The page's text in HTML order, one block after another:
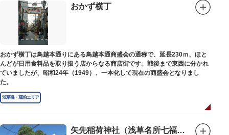
別館の1階には、小企画展などの開催もできる上野の森美術館ギャラリー、
そして、3階には上野の森アートスクールが設置され、初心者から熟練者を
対象とした油彩・アクリル、水彩、日本画のクラスや、週末に受講できる単
発講座などを開催しています。
おかず横丁
おかず横丁は鳥越本通りにある鳥越本通商盛会の通称で、延長230ｍ、ほと
んどが日用食料品を取り扱う店からなる商店街です。戦後まで東西に分かれ
ていましたが、昭和24年（1949）、一本化して現在の商盛会となりまし
た。
浅草橋・蔵前エリア
矢先稲荷神社（浅草名所七福神 福禄寿）